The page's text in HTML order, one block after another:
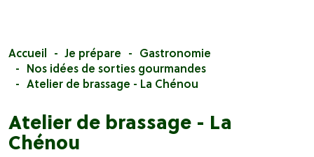
Accueil Je prépare
Gastronomie
Nos idées de sorties gourmandes
Atelier de brassage - La Chénou
Atelier de brassage - La
Chénou